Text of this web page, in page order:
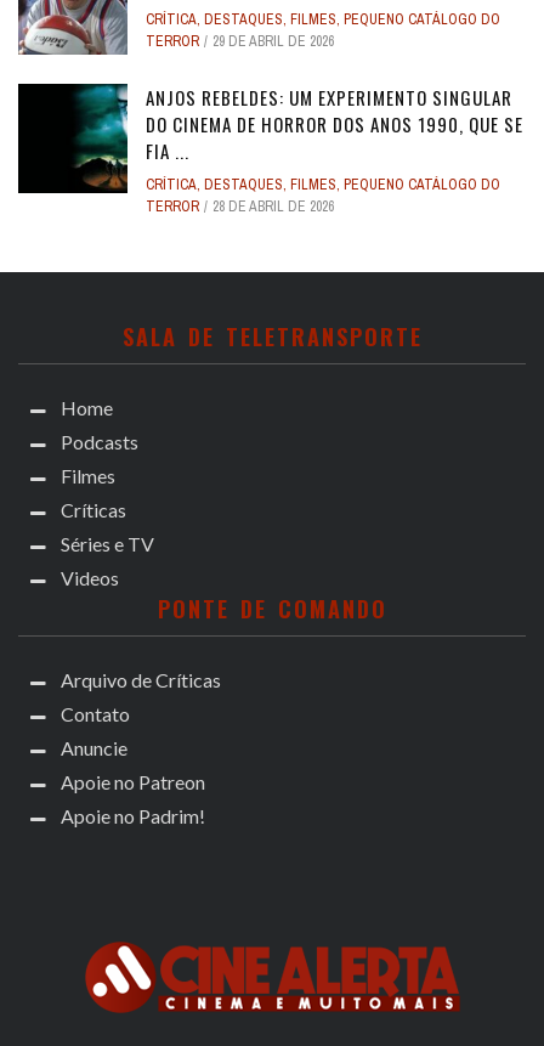
CRÍTICA, DESTAQUES, FILMES, PEQUENO CATÁLOGO DO
TERROR
29 DE ABRIL DE 2026
ANJOS REBELDES: UM EXPERIMENTO SINGULAR
DO CINEMA DE HORROR DOS ANOS 1990, QUE SE
FIA ...
CRÍTICA, DESTAQUES, FILMES, PEQUENO CATÁLOGO DO
TERROR
28 DE ABRIL DE 2026
SALA DE TELETRANSPORTE
Home
Podcasts
Filmes
Críticas
Séries e TV
Videos
PONTE DE COMANDO
Arquivo de Críticas
Contato
Anuncie
Apoie no Patreon
Apoie no Padrim!